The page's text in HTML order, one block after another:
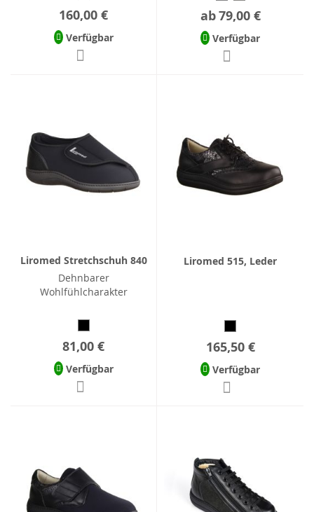
160,00 €
Verfügbar
ab79,00 €
Verfügbar
Liromed Stretchschuh 840
Dehnbarer
Wohlfühlcharakter
81,00 €
Verfügbar
Liromed 515, Leder
165,50 €
Verfügbar